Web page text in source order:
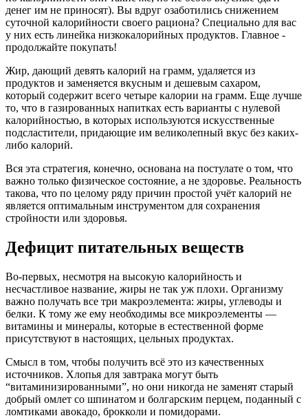
денег им не приносят). Вы вдруг озаботились снижением
суточной калорийности своего рациона? Специально для вас
у них есть линейка низкокалорийных продуктов. Главное -
продолжайте покупать!
Жир, дающий девять калорий на грамм, удаляется из
продуктов и заменяется вкусным и дешевым сахаром,
который содержит всего четыре калории на грамм. Еще лучше
то, что в газированных напитках есть варианты с нулевой
калорийностью, в которых используются искусственные
подсластители, придающие им великолепный вкус без каких-
либо калорий.
Вся эта стратегия, конечно, основана на постулате о том, что
важно только физическое состояние, а не здоровье. Реальность
такова, что по целому ряду причин простой учёт калорий не
является оптимальным инструментом для сохранения
стройности или здоровья.
Дефицит питательных веществ
Во-первых, несмотря на высокую калорийность и
несчастливое название, жиры не так уж плохи. Организму
важно получать все три макроэлемента: жиры, углеводы и
белки. К тому же ему необходимы все микроэлементы —
витамины и минералы, которые в естественной форме
присутствуют в настоящих, цельных продуктах.
Смысл в том, чтобы получить всё это из качественных
источников. Хлопья для завтрака могут быть
“витаминизированными”, но они никогда не заменят старый
добрый омлет со шпинатом и болгарским перцем, поданный с
ломтиками авокадо, брокколи и помидорами.